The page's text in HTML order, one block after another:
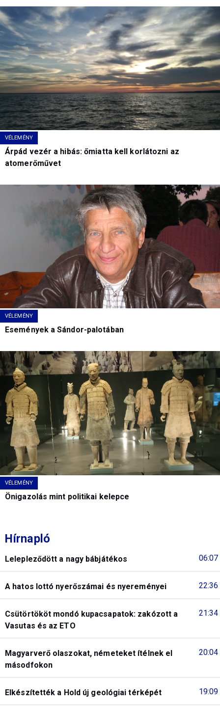
VÉLEMÉNY
Árpád vezér a hibás: őmiatta kell korlátozni az
atomerőművet
VÉLEMÉNY
Események a Sándor-palotában
VÉLEMÉNY
Önigazolás mint politikai kelepce
Hírnapló
06:07
Lelepleződött a nagy bábjátékos
22:36
A hatos lottó nyerőszámai és nyereményei
21:34
Csütörtököt mondó kupacsapatok: zakózott a
Vasutas és az ETO
20:04
Magyarverő olaszokat, németeket ítélnek el
másodfokon
19:09
Elkészítették a Hold új geológiai térképét